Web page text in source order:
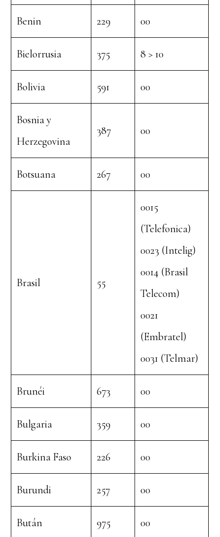
Benin 229 00
Bielorrusia 375 8 > 10
Bolivia 591 00
Bosnia y
Herzegovina
387 00
Botsuana 267 00
Brasil 55
0015
(Telefonica)
0023 (Intelig)
0014 (Brasil
Telecom)
0021
(Embratel)
0031 (Telmar)
Brunéi 673 00
Bulgaria 359 00
Burkina Faso 226 00
Burundi 257 00
Bután 975 00